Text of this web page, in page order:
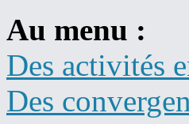
Au menu :
Des activités
Des